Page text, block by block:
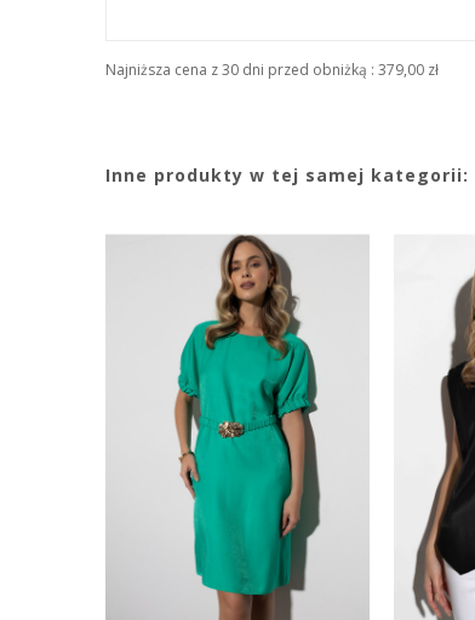
Najniższa cena z 30 dni przed obniżką : 379,00 zł
Inne produkty w tej samej kategorii: